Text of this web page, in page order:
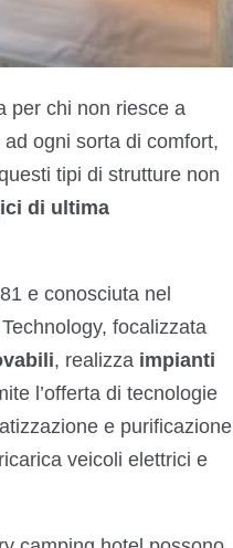
per chi non riesce a
ogni sorta di comfort,
tipi di strutture non
di ultima
e conosciuta nel
focalizzata
, realizza impianti
l’offerta di tecnologie
e purificazione
veicoli elettrici e